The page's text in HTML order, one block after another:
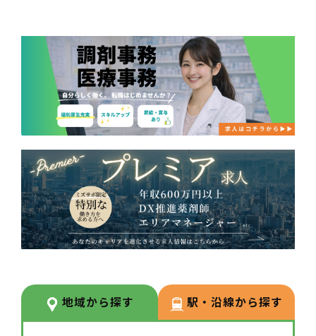
地域から探す 駅・沿線から探す